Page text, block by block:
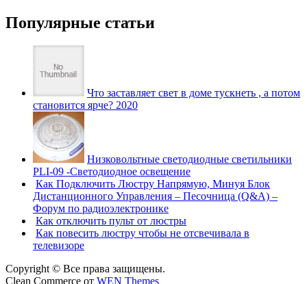
Популярные статьи
Что заставляет свет в доме тускнеть , а потом
становится ярче? 2020
Низковольтные светодиодные светильники
PLI-09 -Светодиодное освещение
Как Подключить Люстру Напрямую, Минуя Блок
Дистанционного Управления – Песочница (Q&A) –
Форум по радиоэлектронике
Как отключить пульт от люстры
Как повесить люстру чтобы не отсвечивала в
телевизоре
Copyright © Все права защищены.
Clean Commerce от WEN Themes